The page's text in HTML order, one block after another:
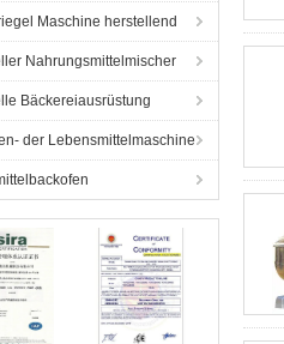
Maschine herstellend
Nahrungsmittelmischer
Bäckereiausrüstung
der Lebensmittelmaschine